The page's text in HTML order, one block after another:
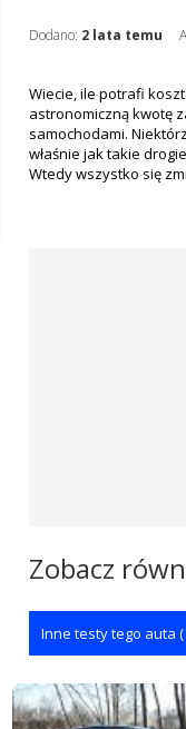
Dodano: 2 lata temu
Wiecie, ile potrafi
astronomiczną kwotę
samochodami.
właśnie jak takie
Wtedy wszystko się
Zobacz
Inne testy tego auta